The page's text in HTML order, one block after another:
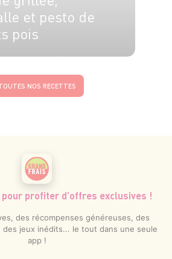
et pesto de
pois
NOS RECETTES
pour profiter d’offres exclusives !
des récompenses généreuses, des
jeux inédits... le tout dans une seule
app !